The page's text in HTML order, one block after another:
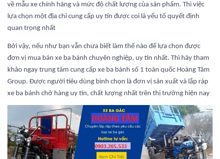
về mẫu xe chính hãng và mức độ chất lượng của sản phẩm. Thì việc
lựa chọn một địa chỉ cung cấp uy tín được coi là yếu tố quyết định
quan trọng nhất
Bởi vậy, nếu như bạn vẫn chưa biết làm thế nào để lựa chọn được
đơn vị mua bán xe ba bánh chuyên nghiệp, uy tín nhất. Thì hãy tham
khảo ngay trung tâm cung cấp xe ba bánh số 1 toàn quốc Hoàng Tâm
Group. Được người tiêu dùng bình chọn là đơn vị sản xuất và lắp ráp
xe ba bánh chở hàng uy tín, chất lượng nhất trên thị trường hiện nay